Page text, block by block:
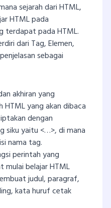
sejarah dari HTML,
HTML pada
terdapat pada HTML.
dari Tag, Elemen,
sebagai
akhiran yang
HTML yang akan dibaca
dengan
siku yaitu <…>, di mana
nama tag.
perintah yang
mulai belajar HTML
judul, paragraf,
kata huruf cetak